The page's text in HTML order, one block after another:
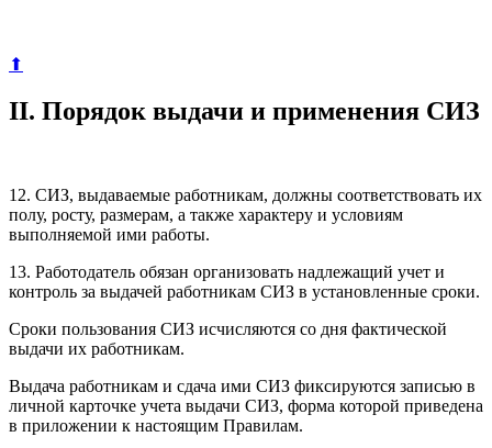
⬆
II. Порядок выдачи и применения СИЗ
12. СИЗ, выдаваемые работникам, должны соответствовать их
полу, росту, размерам, а также характеру и условиям
выполняемой ими работы.
13. Работодатель обязан организовать надлежащий учет и
контроль за выдачей работникам СИЗ в установленные сроки.
Сроки пользования СИЗ исчисляются со дня фактической
выдачи их работникам.
Выдача работникам и сдача ими СИЗ фиксируются записью в
личной карточке учета выдачи СИЗ, форма которой приведена
в приложении к настоящим Правилам.